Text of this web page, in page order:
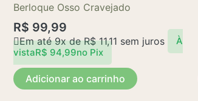
Berloque Osso Cravejado
R$ 99,99
Em até 9x deR$11,11 sem juros
À
vistaR$ 94,99no Pix
Adicionar ao carrinho